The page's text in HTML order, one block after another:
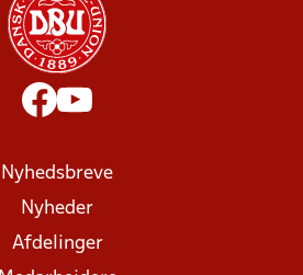
Nyhedsbreve
Nyheder
Afdelinger